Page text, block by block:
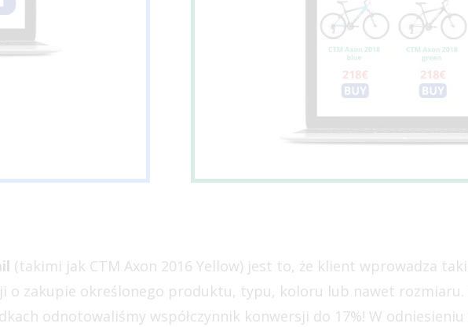
(takimi jak CTM Axon 2016 Yellow) jest to, że klient wprowadza
o zakupie określonego produktu, typu, koloru lub nawet rozmiaru.
odnotowaliśmy współczynnik konwersji do 17%! W